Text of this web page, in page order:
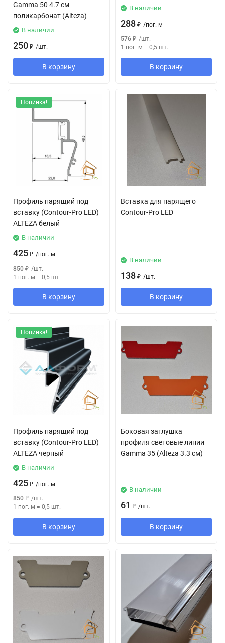
Gamma 50 4.7 см
поликарбонат (Alteza)
В наличии
250 ₽ /шт.
В корзину
В наличии
288 ₽ /пог. м
576 ₽ /шт.
1 пог. м = 0,5 шт.
В корзину
Новинка!
Профиль парящий под
вставку (Contour-Pro LED)
ALTEZA белый
В наличии
425 ₽ /пог. м
850 ₽ /шт.
1 пог. м = 0,5 шт.
В корзину
Вставка для парящего
Contour-Pro LED
В наличии
138 ₽ /шт.
В корзину
Новинка!
Профиль парящий под
вставку (Contour-Pro LED)
ALTEZA черный
В наличии
425 ₽ /пог. м
850 ₽ /шт.
1 пог. м = 0,5 шт.
В корзину
Боковая заглушка
профиля световые линии
Gamma 35 (Alteza 3.3 см)
В наличии
61 ₽ /шт.
В корзину